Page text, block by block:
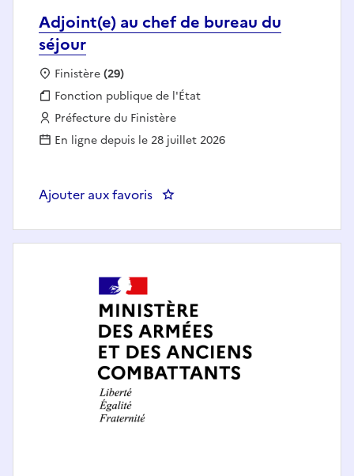
Adjoint(e) au chef de bureau du
séjour
Localisation :
Finistère(29)
Fonction publique :
Fonction publique de l'État
Employeur :
Préfecture du Finistère
En ligne depuis le 28 juillet 2026
Ajouter aux favoris : Adjoint(e) au chef de bureau